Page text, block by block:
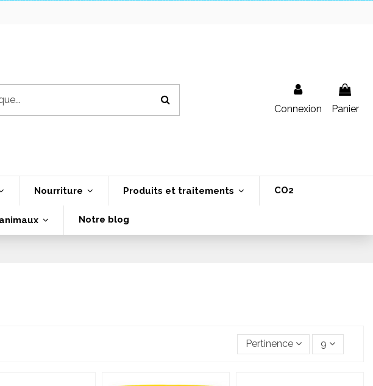
Connexion Panier
Nourriture Produits et traitements CO2
Notre blog
Pertinence 9